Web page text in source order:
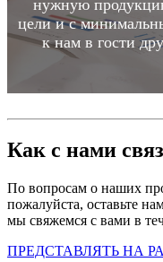
нужную
цели и с
к нам в гости
Как с нами
По вопросам о наших
пожалуйста, оставьте
мы свяжемся с вами в
ПРЕДСТАВЛЯТЬ НА